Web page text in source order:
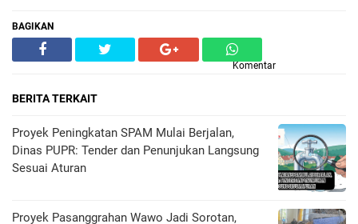
BAGIKAN
Komentar
BERITA TERKAIT
Proyek Peningkatan SPAM Mulai Berjalan,
Dinas PUPR: Tender dan Penunjukan Langsung
Sesuai Aturan
Proyek Pasanggrahan Wawo Jadi Sorotan,